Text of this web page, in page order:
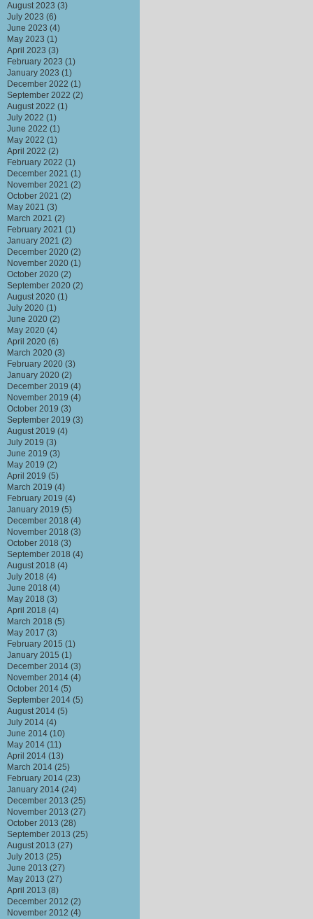
August 2023 (3)
July 2023 (6)
June 2023 (4)
May 2023 (1)
April 2023 (3)
February 2023 (1)
January 2023 (1)
December 2022 (1)
September 2022 (2)
August 2022 (1)
July 2022 (1)
June 2022 (1)
May 2022 (1)
April 2022 (2)
February 2022 (1)
December 2021 (1)
November 2021 (2)
October 2021 (2)
May 2021 (3)
March 2021 (2)
February 2021 (1)
January 2021 (2)
December 2020 (2)
November 2020 (1)
October 2020 (2)
September 2020 (2)
August 2020 (1)
July 2020 (1)
June 2020 (2)
May 2020 (4)
April 2020 (6)
March 2020 (3)
February 2020 (3)
January 2020 (2)
December 2019 (4)
November 2019 (4)
October 2019 (3)
September 2019 (3)
August 2019 (4)
July 2019 (3)
June 2019 (3)
May 2019 (2)
April 2019 (5)
March 2019 (4)
February 2019 (4)
January 2019 (5)
December 2018 (4)
November 2018 (3)
October 2018 (3)
September 2018 (4)
August 2018 (4)
July 2018 (4)
June 2018 (4)
May 2018 (3)
April 2018 (4)
March 2018 (5)
May 2017 (3)
February 2015 (1)
January 2015 (1)
December 2014 (3)
November 2014 (4)
October 2014 (5)
September 2014 (5)
August 2014 (5)
July 2014 (4)
June 2014 (10)
May 2014 (11)
April 2014 (13)
March 2014 (25)
February 2014 (23)
January 2014 (24)
December 2013 (25)
November 2013 (27)
October 2013 (28)
September 2013 (25)
August 2013 (27)
July 2013 (25)
June 2013 (27)
May 2013 (27)
April 2013 (8)
December 2012 (2)
November 2012 (4)